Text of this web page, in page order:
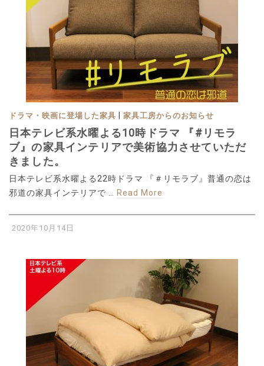
ドラマ・映画に登場した家具 家具工房からのお知らせ
日本テレビ系水曜よる10時ドラマ 『#リモラ
ブ』の家具インテリアで美術協力させていただ
きました。
日本テレビ系水曜よる22時ドラマ 『＃リモラブ』普通の恋は
邪道の家具インテリアで …
Read More
2020年10月14日